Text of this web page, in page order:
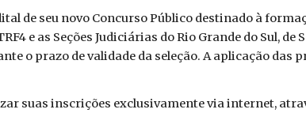
de seu novo Concurso Público destinado à
e as Seções Judiciárias do Rio Grande do Sul, de
o prazo de validade da seleção. A aplicação das
suas inscrições exclusivamente via internet,